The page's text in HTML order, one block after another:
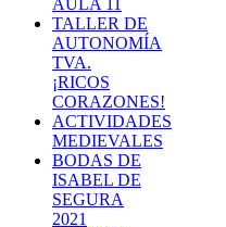
TALLER DE
AUTONOMÍA
TVA.
¡RICOS
CORAZONES!
ACTIVIDADES
MEDIEVALES
BODAS DE
ISABEL DE
SEGURA
2021